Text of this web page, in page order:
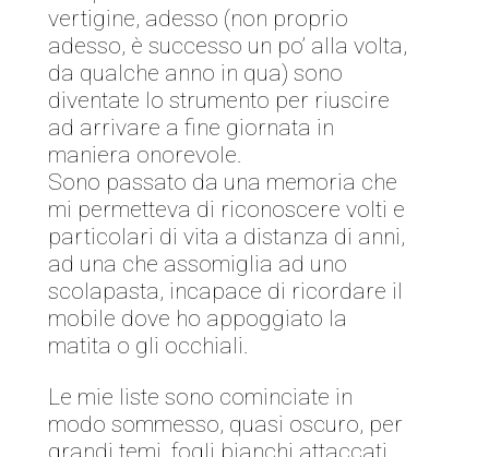
vertigine, adesso (non proprio
adesso, è successo un po’ alla volta,
da qualche anno in qua) sono
diventate lo strumento per riuscire
ad arrivare a fine giornata in
maniera onorevole.
Sono passato da una memoria che
mi permetteva di riconoscere volti e
particolari di vita a distanza di anni,
ad una che assomiglia ad uno
scolapasta, incapace di ricordare il
mobile dove ho appoggiato la
matita o gli occhiali.
Le mie liste sono cominciate in
modo sommesso, quasi oscuro, per
grandi temi, fogli bianchi attaccati